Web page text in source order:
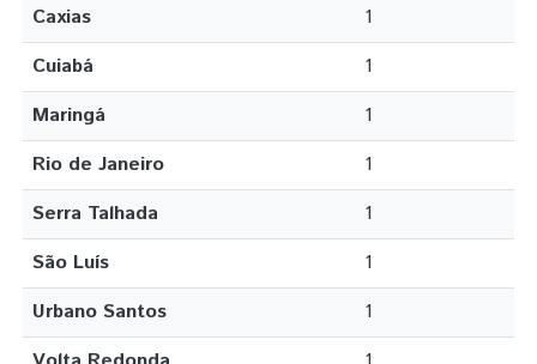
Caxias
1
Cuiabá
1
Maringá
1
Rio de Janeiro
1
Serra Talhada
1
São Luís
1
Urbano Santos
1